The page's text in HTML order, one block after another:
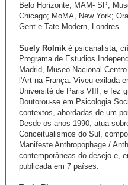
Belo Horizonte; MAM- SP;
Chicago; MoMA, New York;
Gent e Tate Modern, Londres.
Suely Rolnik é psicanalista,
Programa de Estudios
Madrid, Museo Nacional
l'Art na França. Viveu exilada
Université de Paris VIII, e fez
Doutorou-se em Psicologia
contextos, abordadas de um
Desde os anos 1990, atua
Conceitualismos do Sul,
Manifeste Anthropophage /
contemporâneas do desejo e,
publicada em 7 países.